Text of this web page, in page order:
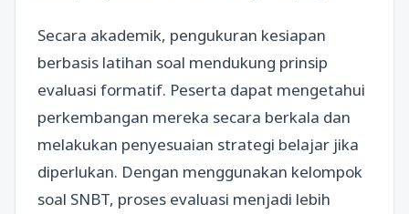
Secara akademik, pengukuran kesiapan
berbasis latihan soal mendukung prinsip
evaluasi formatif. Peserta dapat mengetahui
perkembangan mereka secara berkala dan
melakukan penyesuaian strategi belajar jika
diperlukan. Dengan menggunakan kelompok
soal SNBT, proses evaluasi menjadi lebih